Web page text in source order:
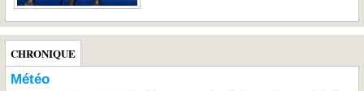
CHRONIQUE
Météo